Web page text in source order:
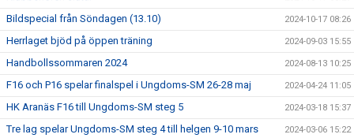
Bildspecial från Söndagen (13.10) 2024-10-17 08:26
Herrlaget bjöd på öppen träning 2024-09-03 15:55
Handbollssommaren 2024 2024-08-13 10:25
F16 och P16 spelar finalspel i Ungdoms-SM 26-28 maj 2024-04-24 11:05
HK Aranäs F16 till Ungdoms-SM steg 5 2024-03-18 15:37
Tre lag spelar Ungdoms-SM steg 4 till helgen 9-10 mars 2024-03-06 15:22